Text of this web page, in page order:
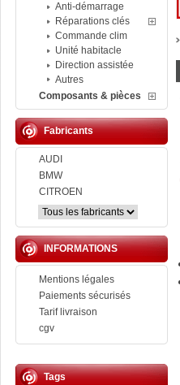
Anti-démarrage
Réparations clés
Commande clim
Unité habitacle
Direction assistée
Autres
Composants & pièces
Fabricants
AUDI
BMW
CITROEN
INFORMATIONS
Mentions légales
Paiements sécurisés
Tarif livraison
cgv
Tags